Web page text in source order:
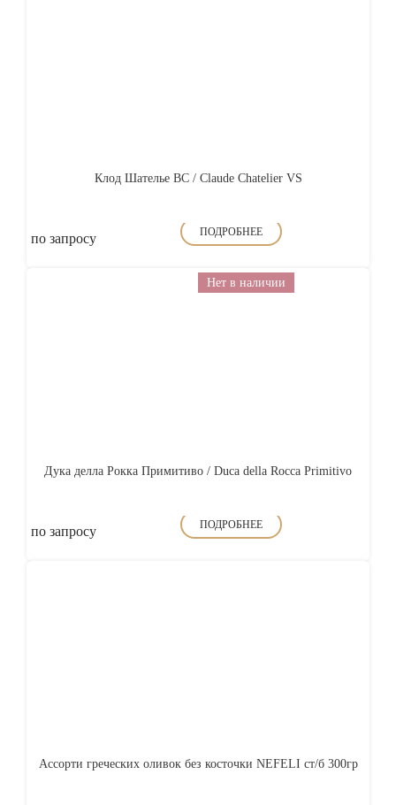
Клод Шателье ВС / Claude Chatelier VS
по запросу ПОДРОБНЕЕ
Нет в наличии
Дука делла Рокка Примитиво / Duca della Rocca Primitivo
по запросу ПОДРОБНЕЕ
Ассорти греческих оливок без косточки NEFELI ст/б 300гр